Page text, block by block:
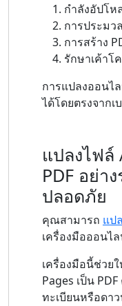
กำลังอัปโห
การประมว
การสร้าง
รักษาเค้าโ
การแปลงออนไ
ได้โดยตรงจากเ
แปลงไฟล์
PDF อย่า
ปลอดภัย
คุณสามารถ แป
เครื่องมือออนไ
เครื่องมือนี้ช่วย
Pages เป็น
ทะเบียนหรือดา